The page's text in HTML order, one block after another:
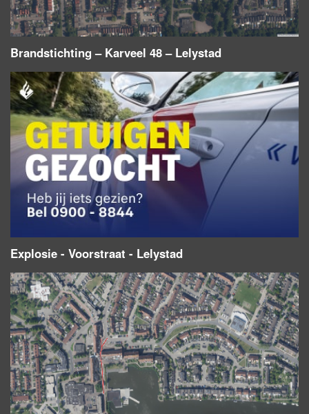
Brandstichting – Karveel 48 – Lelystad
Explosie - Voorstraat - Lelystad